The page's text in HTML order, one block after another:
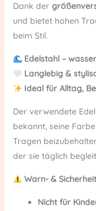
Dank der
und bietet hohen
beim Stil.
Edelstahl –
Langlebig &
Ideal für Alltag,
Der verwendete
bekannt, seine
Tragen
der sie täglich
Warn- &
Nicht für